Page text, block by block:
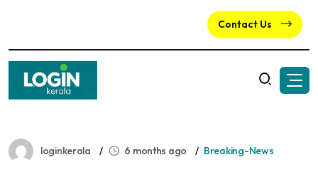
Contact Us
loginkerala 6 months ago Breaking-News